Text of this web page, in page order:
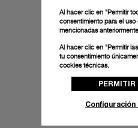
Al hacer clic en "Permitir
consentimiento para el
mencionadas
Al hacer clic en "Permitir
tu consentimiento
cookies técnicas.
PERMITIR